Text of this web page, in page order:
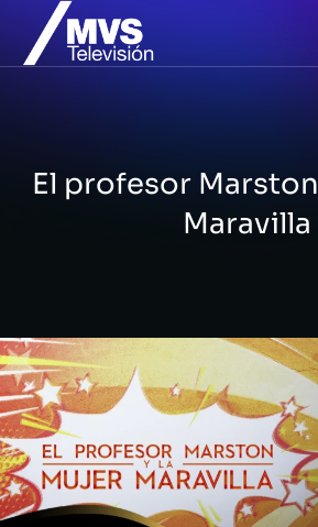
El profesor Marston
Maravilla